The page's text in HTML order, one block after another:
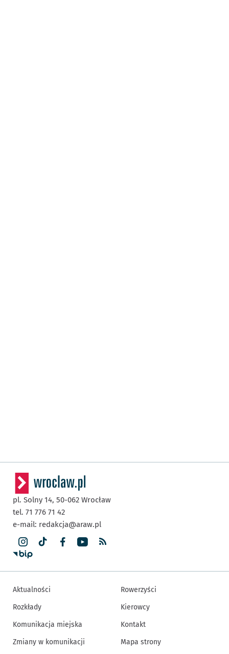
pl. Solny 14, 50-062 Wrocław
tel. 71 776 71 42
e-mail: redakcja@araw.pl
Aktualności
Rozkłady
Komunikacja miejska
Zmiany w komunikacji
Rowerzyści
Kierowcy
Kontakt
Mapa strony